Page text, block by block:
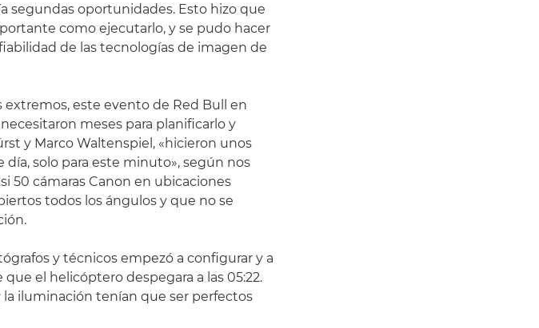
segundas oportunidades. Esto hizo que
como ejecutarlo, y se pudo hacer
de las tecnologías de imagen de
extremos, este evento de Red Bull en
meses para planificarlo y
y Marco Waltenspiel, «hicieron unos
solo para este minuto», según nos
50 cámaras Canon en ubicaciones
todos los ángulos y que no se
y técnicos empezó a configurar y a
el helicóptero despegara a las 05:22.
iluminación tenían que ser perfectos